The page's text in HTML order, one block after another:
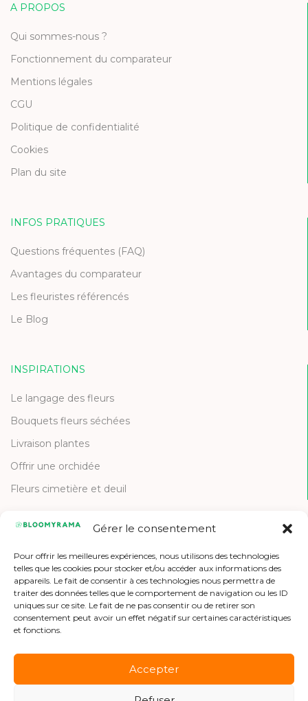
Gérer le consentement
Pour offrir les meilleures expériences, nous utilisons des technologies
telles que les cookies pour stocker et/ou accéder aux informations des
appareils. Le fait de consentir à ces technologies nous permettra de
traiter des données telles que le comportement de navigation ou les ID
uniques sur ce site. Le fait de ne pas consentir ou de retirer son
consentement peut avoir un effet négatif sur certaines caractéristiques
et fonctions.
Accepter
A PROPOS
Qui sommes-nous ?
Fonctionnement du comparateur
Mentions légales
CGU
Politique de confidentialité
Cookies
Plan du site
INFOS PRATIQUES
Questions fréquentes (FAQ)
Avantages du comparateur
Les fleuristes référencés
Le Blog
INSPIRATIONS
Le langage des fleurs
Bouquets fleurs séchées
Livraison plantes
Offrir une orchidée
Fleurs cimetière et deuil
Contactez-nous
Etre référencé
Offres d'emploi